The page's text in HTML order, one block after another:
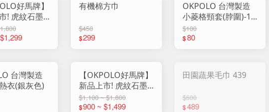
好馬牌】
! 虎紋石墨
入組)
有機棉方巾
$450
$299
OKPOLO 台灣製造
小菱格頸套(脖圍)-1
入
$100
$80
台灣製造
衣(銀灰色)
【OKPOLO好馬牌】
新品上市! 虎紋石墨
烯毛巾 (12入組)
$1,100 ~ $1,800
$900 ~ $1,499
田園蔬果毛巾 439
$600
$489